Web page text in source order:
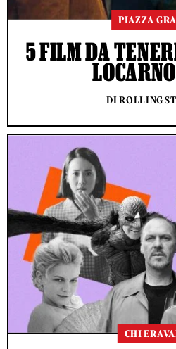
PIAZZA
5 FILM DA
DI ROLLING
CHI